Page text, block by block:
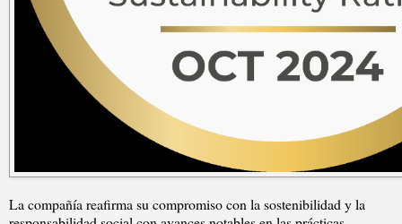
La compañía reafirma su compromiso con la sostenibilidad y la